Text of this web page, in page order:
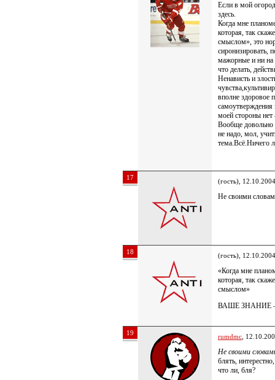
Если в мой
здесь.
Когда мне
которая, так
смыслом», это
сиронизировать,
мажорные и ни на
что делать,
Ненависть и
вполне здоровое
самоутверждения
моей стороны
Вообще довольно
не надо, мол,
тема.Всё.Ничего
17 (гость),
Не своими
18 (гость),
«Когда мне
которая, так
смыслом»
ВАШЕ ЗНАНИЕ
19 rumdmc ,
Не своими
блять,
что ли, бля?